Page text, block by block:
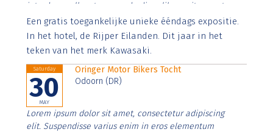
interdum nulla, ut commodo diam libero vitae erat.
Aenean faucibus nibh et justo cursus id rutrum lorem
imperdiet. Nunc ut sem vitae risus tristique posuere.
Een gratis toegankelijke unieke ééndags expositie.
In het hotel, de Rijper Eilanden. Dit jaar in het
teken van het merk Kawasaki.
Saturday
30
MAY
Oringer Motor Bikers Tocht
Odoorn (DR)
Lorem ipsum dolor sit amet, consectetur adipiscing
elit. Suspendisse varius enim in eros elementum